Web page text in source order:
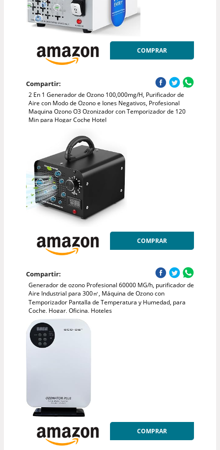
COMPRAR
Compartir:
2 En 1 Generador de Ozono 100,000mg/H, Purificador de
Aire con Modo de Ozono e Iones Negativos, Profesional
Maquina Ozono O3 Ozonizador con Temporizador de 120
Min para Hogar Coche Hotel
COMPRAR
Compartir:
Generador de ozono Profesional 60000 MG/h, purificador de
Aire Industrial para 300㎡, Máquina de Ozono con
Temporizador Pantalla de Temperatura y Humedad, para
Coche, Hogar, Oficina, Hoteles
COMPRAR